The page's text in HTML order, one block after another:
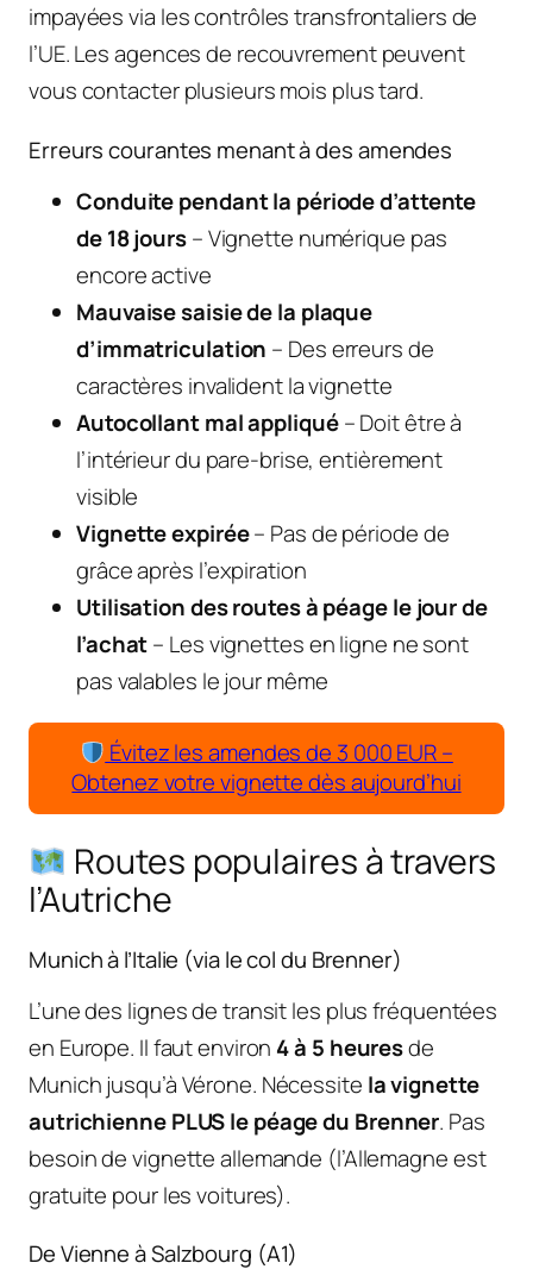
impayées via les contrôles transfrontaliers de
l’UE. Les agences de recouvrement peuvent
vous contacter plusieurs mois plus tard.
Erreurs courantes menant à des amendes
Conduite pendant la période d’attente
de 18 jours– Vignette numérique pas
encore active
Mauvaise saisie de la plaque
d’immatriculation – Des erreurs de
caractères invalident la vignette
Autocollant mal appliqué– Doit être à
l’intérieur du pare-brise, entièrement
visible
Vignette expirée– Pas de période de
grâce après l’expiration
Utilisation des routes à péage le jour de
l’achat– Les vignettes en ligne ne sont
pas valables le jour même
Évitez les amendes de 3 000 EUR –
Obtenez votre vignette dès aujourd’hui
Routes populaires à travers
l’Autriche
Munich à l’Italie (via le col du Brenner)
L’une des lignes de transit les plus fréquentées
en Europe. Il faut environ 4 à 5 heuresde
Munich jusqu’à Vérone. Nécessite la vignette
autrichienne PLUS le péage du Brenner. Pas
besoin de vignette allemande (l’Allemagne est
gratuite pour les voitures).
De Vienne à Salzbourg (A1)